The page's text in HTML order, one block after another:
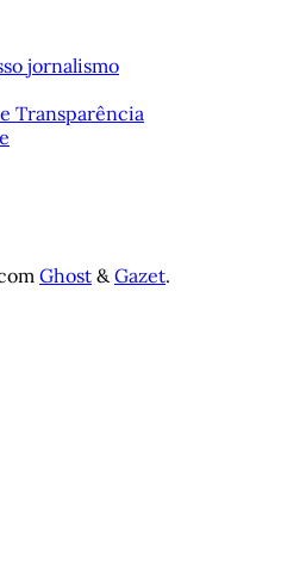
jornalismo
Transparência
Ghost &Gazet.